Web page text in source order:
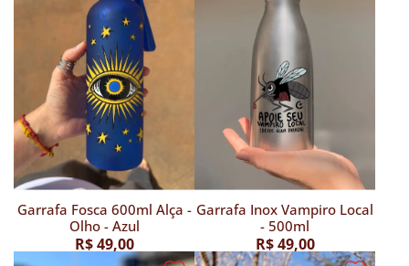
Garrafa Fosca 600ml Alça -
Olho - Azul
R$ 49,00
Garrafa Inox Vampiro Local
- 500ml
R$ 49,00